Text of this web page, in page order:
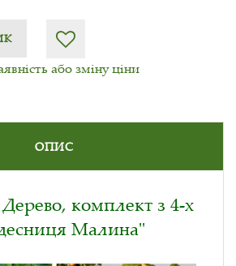
або зміну ціни
ОПИС
комплект з 4-х
Малина"